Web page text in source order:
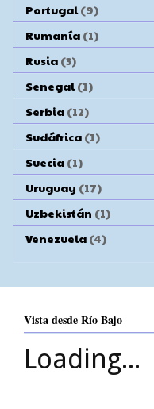
Portugal (9)
Rumanía (1)
Rusia (3)
Senegal (1)
Serbia (12)
Sudáfrica (1)
Suecia (1)
Uruguay (17)
Uzbekistán (1)
Venezuela (4)
Vista desde Río Bajo
Loading...